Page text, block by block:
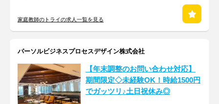
家庭教師のトライの求人一覧を見る
パーソルビジネスプロセスデザイン株式会社
【年末調整のお問い合わせ対応】
期間限定◇未経験OK！時給1500円
でガッツリ♪土日祝休み◎